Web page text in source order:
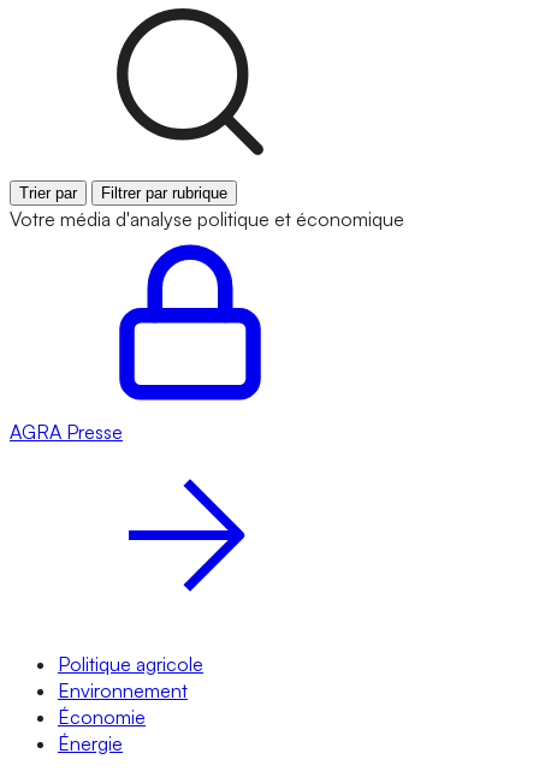
Trier par Filtrer par rubrique
Votre média d'analyse politique et économique
AGRA Presse
Politique agricole
Environnement
Économie
Énergie